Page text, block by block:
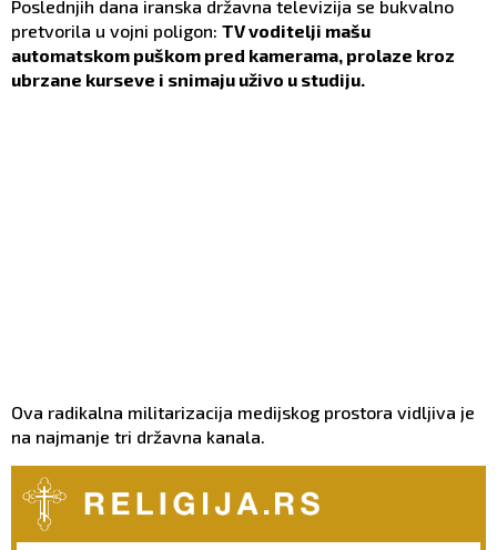
Poslednjih dana iranska državna televizija se bukvalno
pretvorila u vojni poligon: TV voditelji mašu
automatskom puškom pred kamerama, prolaze kroz
ubrzane kurseve i snimaju uživo u studiju.
Ova radikalna militarizacija medijskog prostora vidljiva je
na najmanje tri državna kanala.